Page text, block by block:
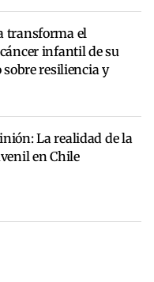
transforma el
infantil de su
resiliencia y
La realidad de la
en Chile